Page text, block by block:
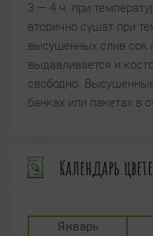
3 — 4 ч. при
вторично сушат при
высушенных слив сок
выдавливается и
свободно.
банках или пакетах в
Календарь
Январь